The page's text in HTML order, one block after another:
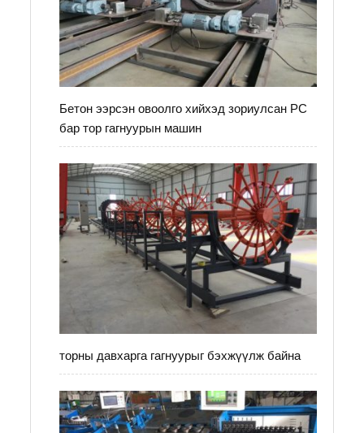
Бетон ээрсэн овоолго хийхэд зориулсан PC
бар тор гагнуурын машин
торны давхарга гагнуурыг бэхжүүлж байна